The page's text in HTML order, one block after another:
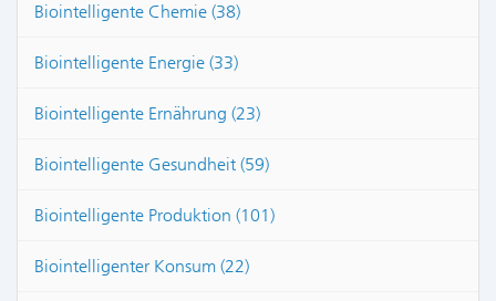
Biointelligente Chemie (38)
Biointelligente Energie (33)
Biointelligente Ernährung (23)
Biointelligente Gesundheit (59)
Biointelligente Produktion (101)
Biointelligenter Konsum (22)